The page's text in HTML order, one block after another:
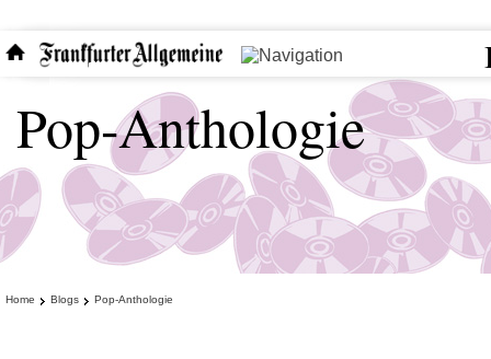
Pop-Anthologie
Home Blogs Pop-Anthologie